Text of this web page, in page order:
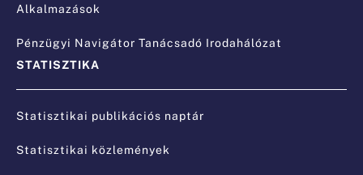
Alkalmazások
Pénzügyi Navigátor Tanácsadó Irodahálózat
STATISZTIKA
Statisztikai publikációs naptár
Statisztikai közlemények